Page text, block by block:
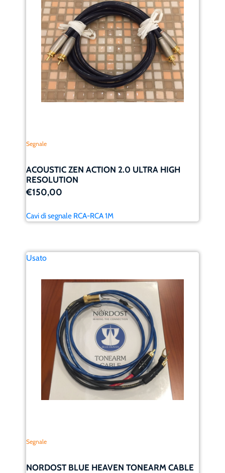
Segnale
ACOUSTIC ZEN ACTION 2.0 ULTRA HIGH
RESOLUTION
€150,00
Cavi di segnale RCA-RCA 1M
Usato
Segnale
NORDOST BLUE HEAVEN TONEARM CABLE